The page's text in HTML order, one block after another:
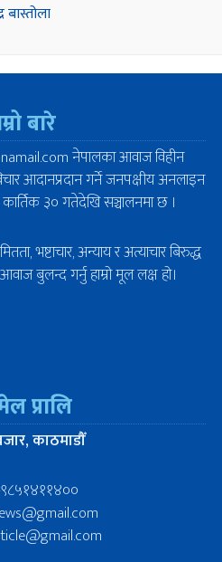
बास्तोला
बारे
janamail.com नेपालका आवाज विहीन
आदानप्रदान गर्ने जनपक्षीय अनलाइन
कार्तिक ३० गतेदेखि सञ्चालनमा छ ।
भष्टाचार, अन्याय र अत्याचार बिरुद्ध
बुलन्द गर्नु हाम्रो मूल लक्ष हो।
प्रालि
काठमाडौँ